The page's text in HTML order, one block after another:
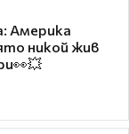
Америка
никой жив